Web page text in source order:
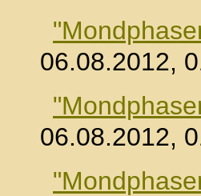
06.08.2012,
06.08.2012,